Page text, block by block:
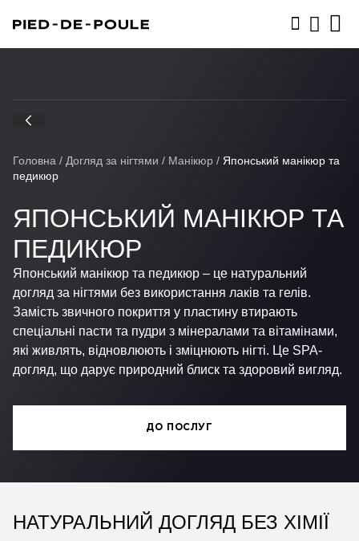
Головна / Догляд за нігтями / Манікюр / Японський манікюр та
педикюр
ЯПОНСЬКИЙ МАНІКЮР ТА
ПЕДИКЮР
Японський манікюр та педикюр – це натуральний
догляд за нігтями без використання лаків та гелів.
Замість звичного покриття у пластину втирають
спеціальні пасти та пудри з мінералами та вітамінами,
які живлять, відновлюють і зміцнюють нігті. Це SPA-
догляд, що дарує природний блиск та здоровий вигляд.
ДО ПОСЛУГ
НАТУРАЛЬНИЙ ДОГЛЯД БЕЗ ХІМІЇ